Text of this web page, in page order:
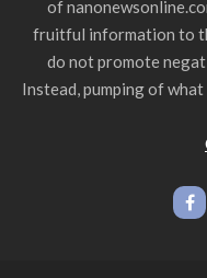
of
fruitful information to
do not promote
Instead, pumping of